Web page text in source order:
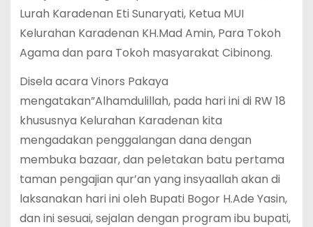
Lurah Karadenan Eti Sunaryati, Ketua MUI
Kelurahan Karadenan KH.Mad Amin, Para Tokoh
Agama dan para Tokoh masyarakat Cibinong.
Disela acara Vinors Pakaya
mengatakan”Alhamdulillah, pada hari ini di RW 18
khususnya Kelurahan Karadenan kita
mengadakan penggalangan dana dengan
membuka bazaar, dan peletakan batu pertama
taman pengajian qur’an yang insyaallah akan di
laksanakan hari ini oleh Bupati Bogor H.Ade Yasin,
dan ini sesuai, sejalan dengan program ibu bupati,